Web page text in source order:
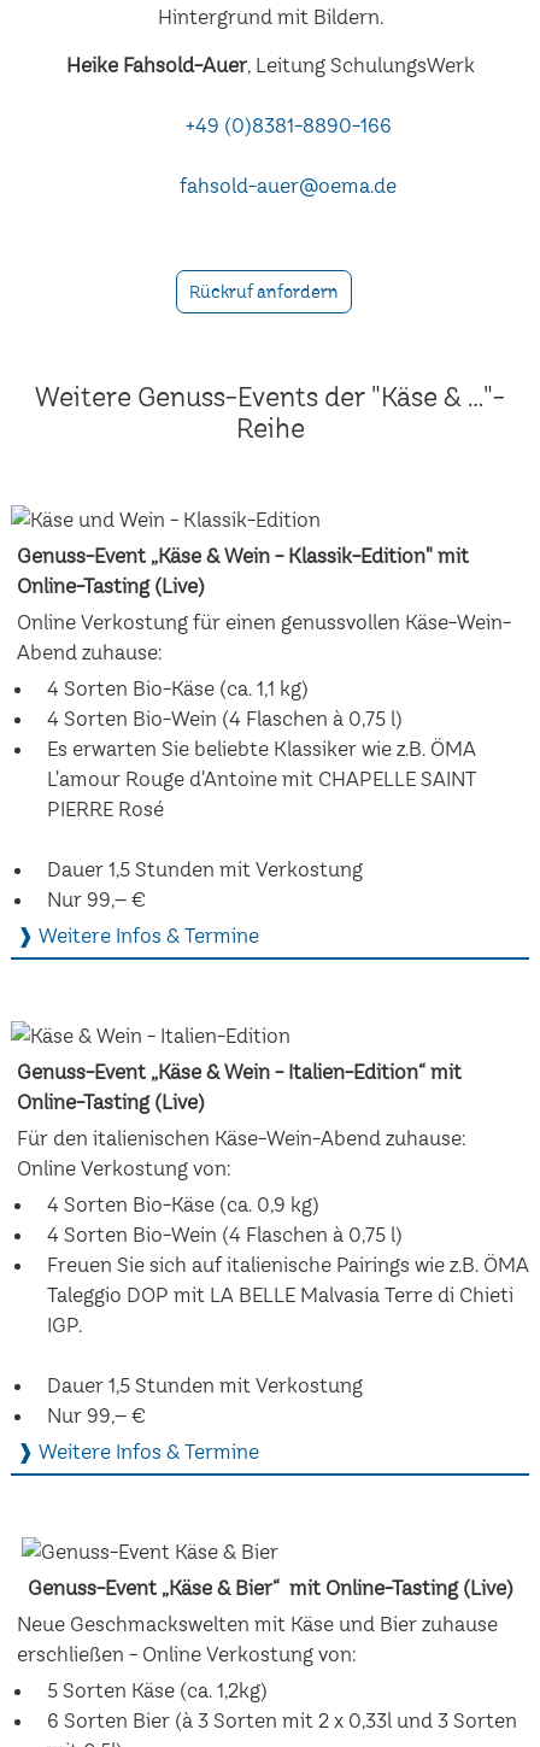
Heike Fahsold-Auer, Leitung SchulungsWerk
+49 (0)8381-8890-166
fahsold-auer@oema.de
Rückruf anfordern
Weitere Genuss-Events der "Käse & ..."-
Reihe
Genuss-Event „Käse & Wein - Klassik-Edition" mit
Online-Tasting (Live)
Online Verkostung für einen genussvollen Käse-Wein-
Abend zuhause:
4 Sorten Bio-Käse (ca. 1,1 kg)
4 Sorten Bio-Wein (4 Flaschen à 0,75 l)
Es erwarten Sie beliebte Klassiker wie z.B. ÖMA
L'amour Rouge d'Antoine mit CHAPELLE SAINT
PIERRE Rosé
Dauer 1,5 Stunden mit Verkostung
Nur 99,– €
❱ Weitere Infos & Termine
Genuss-Event „Käse & Wein - Italien-Edition“ mit
Online-Tasting (Live)
Für den italienischen Käse-Wein-Abend zuhause:
Online Verkostung von:
4 Sorten Bio-Käse (ca. 0,9 kg)
4 Sorten Bio-Wein (4 Flaschen à 0,75 l)
Freuen Sie sich auf italienische Pairings wie z.B. ÖMA
Taleggio DOP mit LA BELLE Malvasia Terre di Chieti
IGP.
Dauer 1,5 Stunden mit Verkostung
Nur 99,– €
❱ Weitere Infos & Termine
Genuss-Event „Käse & Bier“ mit Online-Tasting (Live)
Neue Geschmackswelten mit Käse und Bier zuhause
erschließen - Online Verkostung von:
5 Sorten Käse (ca. 1,2kg)
6 Sorten Bier (à 3 Sorten mit 2 x 0,33l und 3 Sorten